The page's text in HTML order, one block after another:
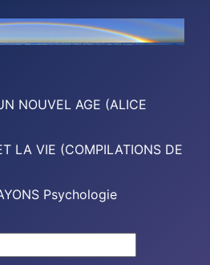
NOUVEL AGE (ALICE
LA VIE (COMPILATIONS DE
Psychologie